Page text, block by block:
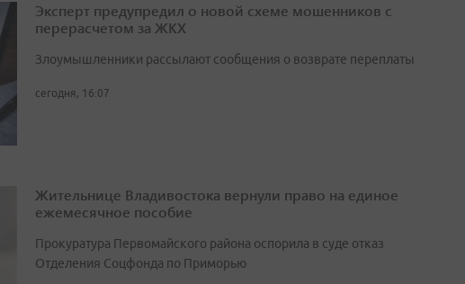
Эксперт предупредил о новой схеме мошенников с
перерасчетом за ЖКХ
Злоумышленники рассылают сообщения о возврате переплаты
сегодня, 16:07
Жительнице Владивостока вернули право на единое
ежемесячное пособие
Прокуратура Первомайского района оспорила в суде отказ
Отделения Соцфонда по Приморью